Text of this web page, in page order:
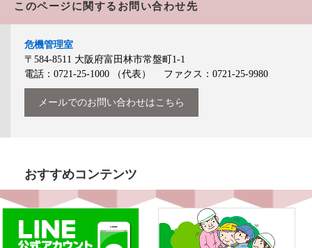
このページに関するお問い合わせ先
危機管理室
〒584-8511 大阪府富田林市常盤町1-1
電話：0721-25-1000
（代表） ファクス：0721-25-9980
メールでのお問い合わせはこちら
おすすめコンテンツ